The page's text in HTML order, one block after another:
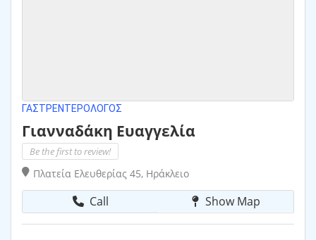
ΓΑΣΤΡΕΝΤΕΡΟΛΌΓΟΣ
Γιανναδάκη Ευαγγελία
Be the first to review!
Πλατεία Ελευθερίας 45, Ηράκλειο
Call Show Map